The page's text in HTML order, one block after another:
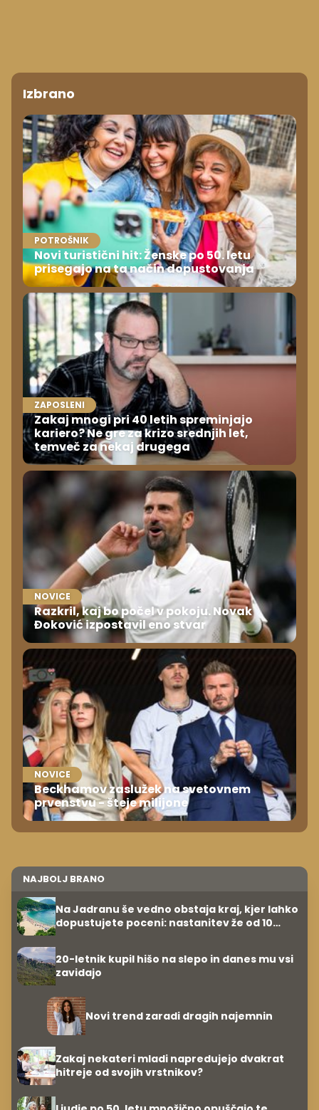
Izbrano
POTROŠNIK
Novi turistični hit: Ženske po 50. letu
prisegajo na ta način dopustovanja
ZAPOSLENI
Zakaj mnogi pri 40 letih spreminjajo
kariero? Ne gre za krizo srednjih let,
temveč za nekaj drugega
NOVICE
Razkril, kaj bo počel v pokoju. Novak
Đoković izpostavil eno stvar
NOVICE
Beckhamov zaslužek na svetovnem
prvenstvu - šteje milijone
NAJBOLJ BRANO
Na Jadranu še vedno obstaja kraj, kjer lahko
dopustujete poceni: nastanitev že od 10
20-letnik kupil hišo na slepo in danes mu vsi
zavidajo
Novi trend zaradi dragih najemnin
Zakaj nekateri mladi napredujejo dvakrat
hitreje od svojih vrstnikov?